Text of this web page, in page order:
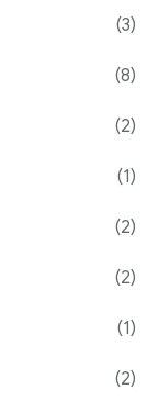
(3)
(8)
(2)
(1)
(2)
(2)
(1)
(2)